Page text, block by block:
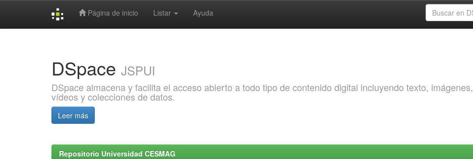
Página de inicio Listar Ayuda
DSpace JSPUI
DSpace almacena y facilita el acceso abierto a todo tipo de contenido digital incluyendo texto, imágenes,
vídeos y colecciones de datos.
Leer más
Repositorio Universidad CESMAG